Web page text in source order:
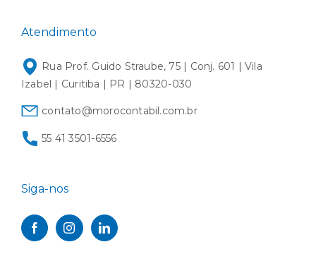
Atendimento
Rua Prof. Guido Straube, 75 | Conj. 601 | Vila
Izabel | Curitiba | PR | 80320-030
contato@morocontabil.com.br
55 41 3501-6556
Siga-nos